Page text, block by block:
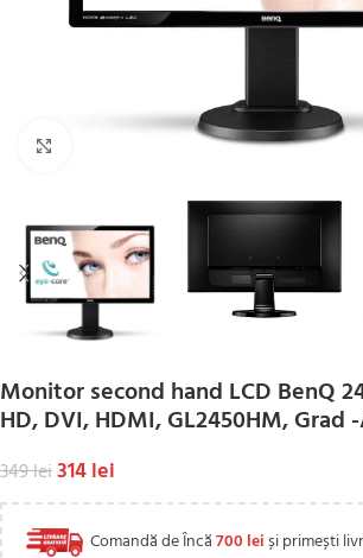
Monitor second hand LCD BenQ
HD, DVI, HDMI, GL2450HM, Grad
349lei314lei
Comandă de Încă700 leiși primești